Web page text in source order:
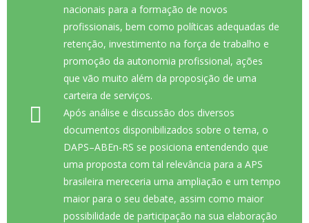
nacionais para a formação de novos
profissionais, bem como políticas adequadas de
retenção, investimento na força de trabalho e
promoção da autonomia profissional, ações
que vão muito além da proposição de uma
carteira de serviços.
Após análise e discussão dos diversos
documentos disponibilizados sobre o tema, o
DAPS–ABEn-RS se posiciona entendendo que
uma proposta com tal relevância para a APS
brasileira mereceria uma ampliação e um tempo
maior para o seu debate, assim como maior
possibilidade de participação na sua elaboração